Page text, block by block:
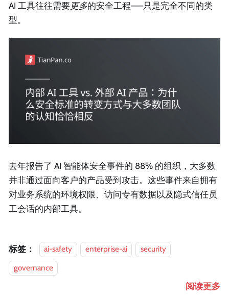
AI 工具往往需要更多的安全工程——只是完全不同的类
型。
去年报告了 AI 智能体安全事件的 88% 的组织，大多数
并非通过面向客户的产品受到攻击。这些事件来自拥有
对业务系统的环境权限、访问专有数据以及隐式信任员
工会话的内部工具。
标签： ai-safety enterprise-ai
security
governance
阅读更多